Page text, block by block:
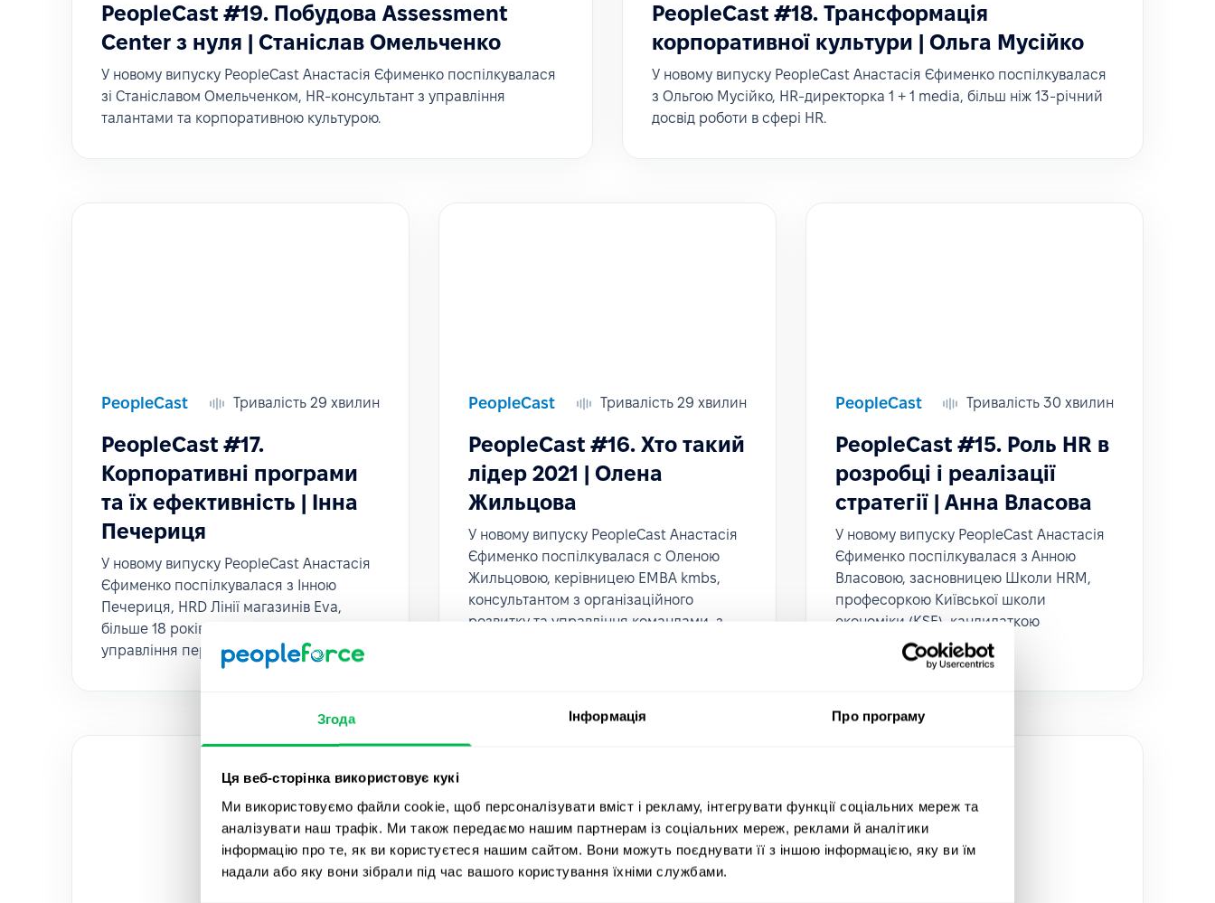
Згода Інформація Про програму
Ця веб-сторінка використовує кукі
Ми використовуємо файли cookie, щоб персоналізувати вміст і рекламу, інтегрувати функції соціальних мереж та
аналізувати наш трафік. Ми також передаємо нашим партнерам із соціальних мереж, реклами й аналітики
інформацію про те, як ви користуєтеся нашим сайтом. Вони можуть поєднувати її з іншою інформацією, яку ви їм
надали або яку вони зібрали під час вашого користування їхніми службами.
PeopleCast #19. Побудова Assessment
Center з нуля | Станіслав Омельченко
У новому випуску PeopleCast Анастасія Єфименко поспілкувалася
зі Станіславом Омельченком, HR-консультант з управління
талантами та корпоративною культурою.
PeopleCast #18. Трансформація
корпоративної культури | Ольга Мусійко
У новому випуску PeopleCast Анастасія Єфименко поспілкувалася
з Ольгою Мусійко, HR-директорка 1 + 1 media, більш ніж 13-річний
досвід роботи в сфері HR.
PeopleCast Тривалість 29 хвилин
PeopleCast #17.
Корпоративні програми
та їх ефективність | Інна
Печериця
У новому випуску PeopleCast Анастасія
Єфименко поспілкувалася з Інною
Печериця, HRD Лінії магазинів Eva,
більше 18 років досвіду роботи в сфері
управління персоналом.
PeopleCast Тривалість 29 хвилин
PeopleCast #16. Хто такий
лідер 2021 | Олена
Жильцова
У новому випуску PeopleCast Анастасія
Єфименко поспілкувалася c Оленою
Жильцовою, керівницею EMBA kmbs,
консультантом з організаційного
розвитку та управління командами, з
PeopleCast Тривалість 30 хвилин
PeopleCast #15. Роль HR в
розробці і реалізації
стратегії | Анна Власова
У новому випуску PeopleCast Анастасія
Єфименко поспілкувалася з Анною
Власовою, засновницею Школи HRM,
професоркою Київської школи
економіки (KSE), кандидаткою
економічних наук.